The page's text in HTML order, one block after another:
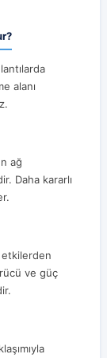
alanı
ağ
Daha kararlı
etkilerden
ve güç